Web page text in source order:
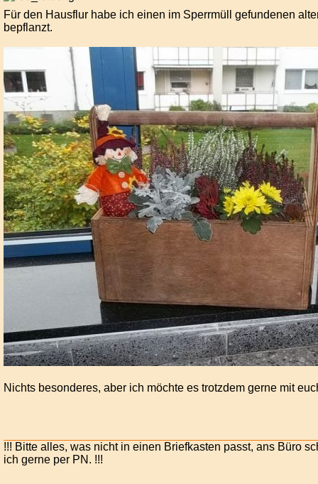
Für den Hausflur habe ich einen im Sperrmüll gefundenen
bepflanzt.
Nichts besonderes, aber ich möchte es trotzdem gerne mit
!!! Bitte alles, was nicht in einen Briefkasten passt, ans Büro
ich gerne per PN. !!!